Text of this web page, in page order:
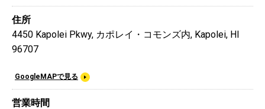
住所
4450 Kapolei Pkwy, カポレイ・コモンズ内, Kapolei, HI
96707
GoogleMAPで見る
営業時間